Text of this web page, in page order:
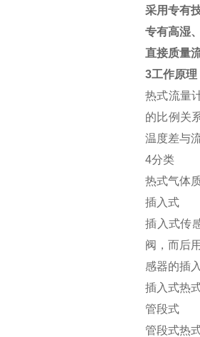
采用专有
专有高湿
直接质量
3工作原理
热式流量
的比例关
温度差与
4分类
热式气体
插入式
插入式传
阀，而后
感器的插
插入式热
管段式
管段式热